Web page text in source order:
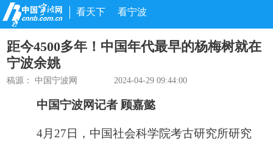
看天下 看宁波
距今4500多年！中国年代最早的杨梅树就在
宁波余姚
稿源： 中国宁波网 2024-04-29 09:44:00
中国宁波网记者 顾嘉懿
4月27日，中国社会科学院考古研究所研究